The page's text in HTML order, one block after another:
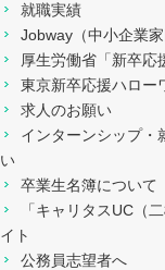
就職実績
Jobway（中小企業家
厚生労働省「新卒応
東京新卒応援ハロー
求人のお願い
インターンシップ・
い
卒業生名簿について
「キャリタスUC（
イト
公務員志望者へ